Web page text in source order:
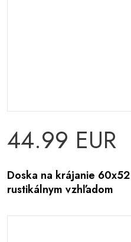
44.99 EUR
Doska na krájanie
rustikálnym vzhľadom